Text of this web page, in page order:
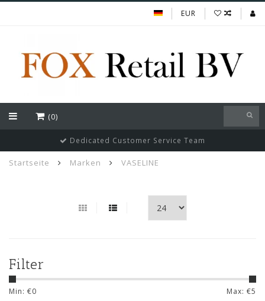
EUR
(0)
Dedicated Customer Service Team
Startseite Marken VASELINE
Filter
Min: €0 Max: €5